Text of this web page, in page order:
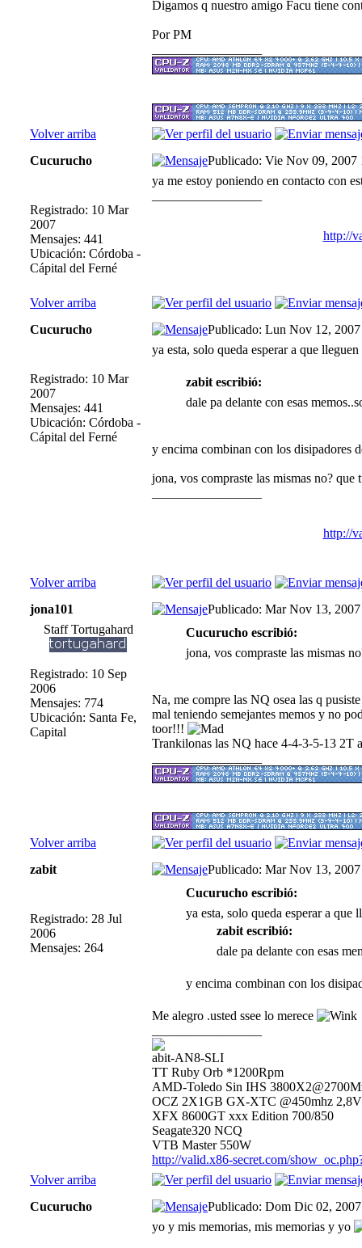
Digamos q nuestro amigo Facu tiene
Por PM
Volver arriba
Cucurucho
Publicado: Vie Nov 09, 2007
Registrado: 10 Mar
2007
Mensajes: 441
Ubicación: Córdoba -
Cápital del Ferné
ya me estoy poniendo en contacto con
http://
Volver arriba
Cucurucho
Publicado: Lun Nov 12,
Registrado: 10 Mar
2007
Mensajes: 441
Ubicación: Córdoba -
Cápital del Ferné
ya esta, solo queda esperar a que
zabit escribió:
dale pa delante con esas
y encima combinan con los disipadores
jona, vos compraste las mismas no? que
http://
Volver arriba
jona101
Publicado: Mar Nov 13,
Staff Tortugahard
Registrado: 10 Sep
2006
Mensajes: 774
Ubicación: Santa Fe,
Capital
Cucurucho escribió:
jona, vos compraste las mismas
Na, me compre las NQ osea las q
mal teniendo semejantes memos y no
toor!!!
Trankilonas las NQ hace 4-4-3-5-13 2T
Volver arriba
zabit
Publicado: Mar Nov 13,
Registrado: 28 Jul
2006
Mensajes: 264
Cucurucho escribió:
ya esta, solo queda esperar a
zabit escribió:
dale pa delante con esas
y encima combinan con los
Me alegro .usted ssee lo merece
abit-AN8-SLI
TT Ruby Orb *1200Rpm
AMD-Toledo Sin IHS
OCZ 2X1GB GX-XTC @450mhz
XFX 8600GT xxx Edition 700/850
Seagate320 NCQ
VTB Master 550W
http://valid.x86-secret.com/
Volver arriba
Cucurucho
Publicado: Dom Dic 02,
yo y mis memorias, mis memorias y yo